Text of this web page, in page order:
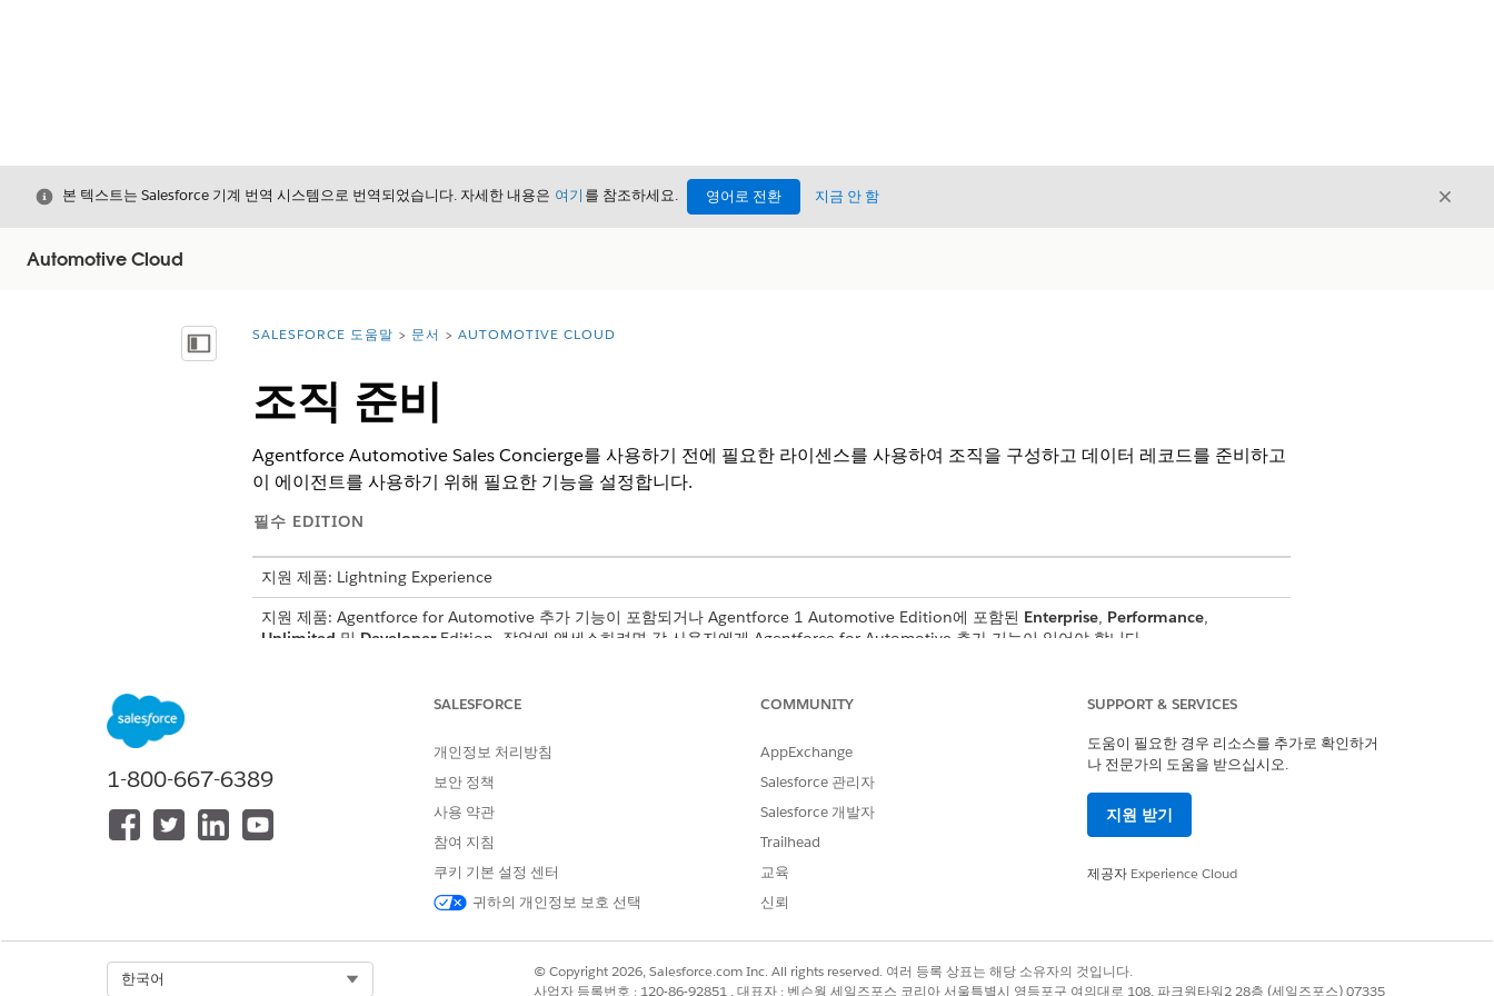
닫기본 텍스트는 Salesforce 기계 번역 시스템으로 번역되었습니다. 자세한 내용은 여기 를 참조하세요. 영어로 전환 지금 안 함 닫기
Automotive Cloud
목차 표시 위치:
SALESFORCE 도움말 문서 AUTOMOTIVE CLOUD
조직 준비
Agentforce Automotive Sales Concierge를 사용하기 전에 필요한 라이센스를 사용하여 조직을 구성하고 데이터 레코드를 준비하고
이 에이전트를 사용하기 위해 필요한 기능을 설정합니다.
필수 EDITION
지원 제품: Lightning Experience
지원 제품: Agentforce for Automotive 추가 기능이 포함되거나 Agentforce 1 Automotive Edition에 포함된 Enterprise, Performance,
Unlimited 및 DeveloperEdition. 작업에 액세스하려면 각 사용자에게 Agentforce for Automotive 추가 기능이 있어야 합니다.
AutomotiveSchedulerAddOn
CriteriaBasedSearchFilterAddOn
ManufacturingPartnerLeadMgmtAddOn
EinsteinForAutomotiveAddOn
UniversalCreditMetering
설정> 기능 설정> Automotive 설정> Automotive
설정> 기능 설정> 자동차 생성형 AI
1-800-667-6389
SALESFORCE
개인정보 처리방침
보안 정책
사용 약관
참여 지침
쿠키 기본 설정 센터
귀하의 개인정보 보호 선택
COMMUNITY
AppExchange
Salesforce 관리자
Salesforce 개발자
Trailhead
교육
신뢰
SUPPORT & SERVICES
도움이 필요한 경우 리소스를 추가로 확인하거
나 전문가의 도움을 받으십시오.
지원 받기
제공자 Experience Cloud
한국어
© Copyright 2026, Salesforce.com Inc. All rights reserved. 여러 등록 상표는 해당 소유자의 것입니다.
사업자 등록번호 : 120-86-92851 , 대표자 : 벤슨웡 세일즈포스 코리아 서울특별시 영등포구 여의대로 108, 파크원타워2 28층 (세일즈포스) 07335